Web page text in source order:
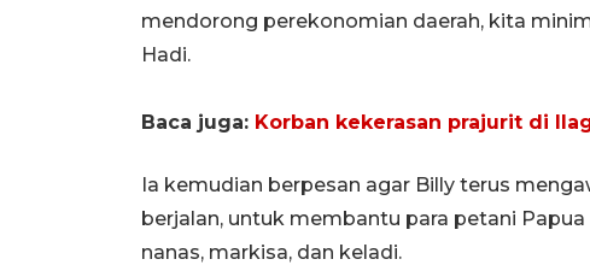
mendorong perekonomian daerah, kita
Hadi.
Baca juga: Korban kekerasan prajurit di
Ia kemudian berpesan agar Billy terus
berjalan, untuk membantu para petani
nanas, markisa, dan keladi.